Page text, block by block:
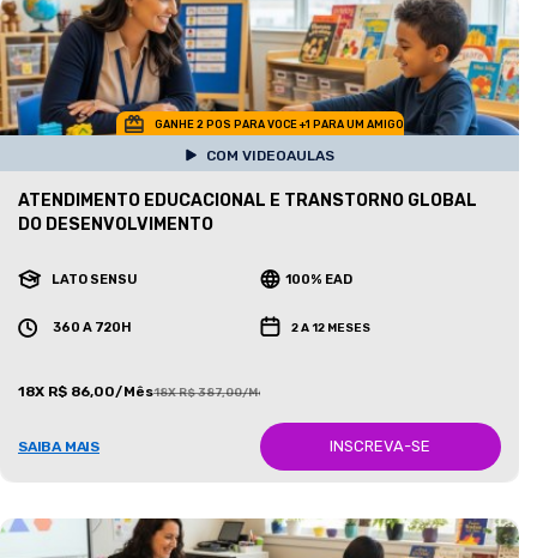
GANHE 2 POS PARA VOCE +1 PARA UM AMIGO
COM VIDEOAULAS
ATENDIMENTO EDUCACIONAL E TRANSTORNO GLOBAL
DO DESENVOLVIMENTO
LATO SENSU 100% EAD
360 A 720H 2 A 12 MESES
18X R$ 86,00/Mês18X R$ 387,00/Mês
SAIBA MAIS INSCREVA-SE